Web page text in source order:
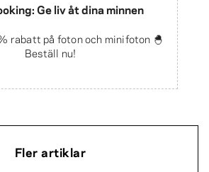
Ge liv åt dina minnen
rabatt på foton och minifoton 🐣
Beställ nu!
Fler artiklar